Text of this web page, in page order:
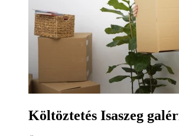
Költöztetés Isaszeg